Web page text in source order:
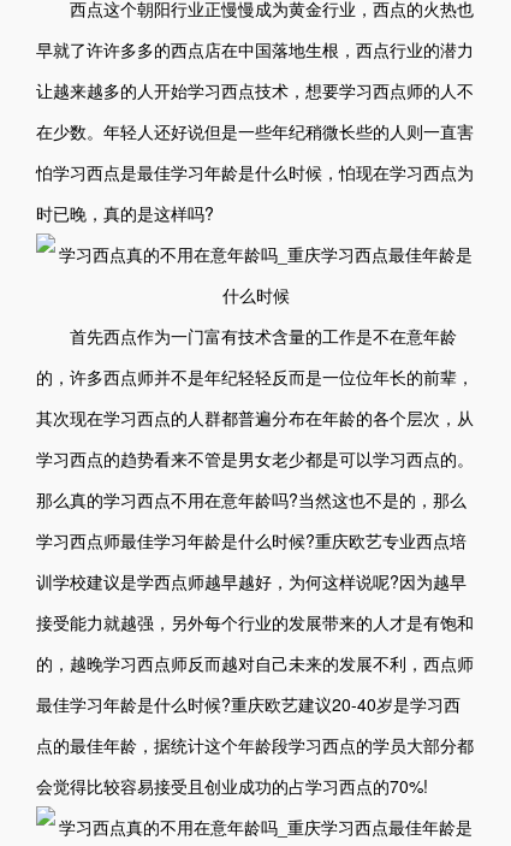
西点这个朝阳行业正慢慢成为黄金行业，西点的火热也
早就了许许多多的西点店在中国落地生根，西点行业的潜力
让越来越多的人开始学习西点技术，想要学习西点师的人不
在少数。年轻人还好说但是一些年纪稍微长些的人则一直害
怕学习西点是最佳学习年龄是什么时候，怕现在学习西点为
时已晚，真的是这样吗?
首先西点作为一门富有技术含量的工作是不在意年龄
的，许多西点师并不是年纪轻轻反而是一位位年长的前辈，
其次现在学习西点的人群都普遍分布在年龄的各个层次，从
学习西点的趋势看来不管是男女老少都是可以学习西点的。
那么真的学习西点不用在意年龄吗?当然这也不是的，那么
学习西点师最佳学习年龄是什么时候?重庆欧艺专业西点培
训学校建议是学西点师越早越好，为何这样说呢?因为越早
接受能力就越强，另外每个行业的发展带来的人才是有饱和
的，越晚学习西点师反而越对自己未来的发展不利，西点师
最佳学习年龄是什么时候?重庆欧艺建议20-40岁是学习西
点的最佳年龄，据统计这个年龄段学习西点的学员大部分都
会觉得比较容易接受且创业成功的占学习西点的70%!